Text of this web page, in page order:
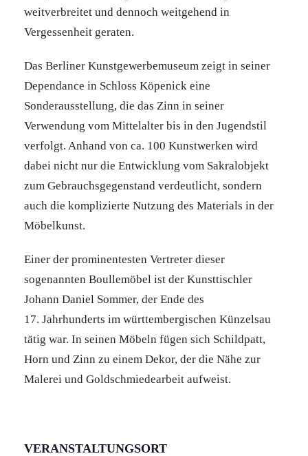
weitverbreitet und dennoch weitgehend in
Vergessenheit geraten.
Das Berliner Kunstgewerbemuseum zeigt in seiner
Dependance in Schloss Köpenick eine
Sonderausstellung, die das Zinn in seiner
Verwendung vom Mittelalter bis in den Jugendstil
verfolgt. Anhand von ca. 100 Kunstwerken wird
dabei nicht nur die Entwicklung vom Sakralobjekt
zum Gebrauchsgegenstand verdeutlicht, sondern
auch die komplizierte Nutzung des Materials in der
Möbelkunst.
Einer der prominentesten Vertreter dieser
sogenannten Boullemöbel ist der Kunsttischler
Johann Daniel Sommer, der Ende des
17. Jahrhunderts im württembergischen Künzelsau
tätig war. In seinen Möbeln fügen sich Schildpatt,
Horn und Zinn zu einem Dekor, der die Nähe zur
Malerei und Goldschmiedearbeit aufweist.
VERANSTALTUNGSORT